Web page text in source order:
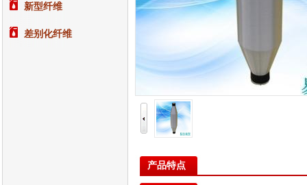
新型纤维
差别化纤维
产品特点